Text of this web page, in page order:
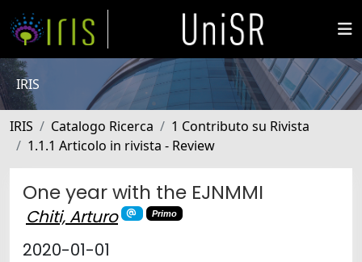
IRIS
IRIS Catalogo Ricerca
1 Contributo su Rivista
1.1.1 Articolo in rivista - Review
One year with the EJNMMI
Chiti, Arturo Primo
2020-01-01